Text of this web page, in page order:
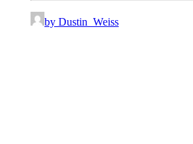
by Dustin_Weiss